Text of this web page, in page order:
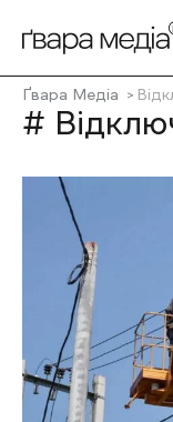
Ґвара Медіа
#